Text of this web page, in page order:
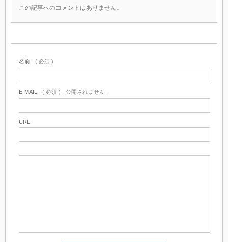
この記事へのコメントはありません。
名前 ( 必須 )
E-MAIL ( 必須 ) - 公開されません -
URL